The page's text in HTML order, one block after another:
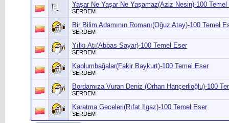
Yaşar Ne Yaşar Ne Yaşamaz(Aziz Nesin)-100 Temel
SERDEM
Bir Bilim Adamının Romanı(Oğuz Atay)-100 Temel
SERDEM
Yılkı Atı(Abbas Sayar)-100 Temel Eser
SERDEM
Kaplumbağalar(Fakir Baykurt)-100 Temel Eser
SERDEM
Bordamıza Vuran Deniz (Orhan Hançerlioğlu)-100
SERDEM
Karatma Geceleri(Rıfat Ilgaz)-100 Temel Eser
SERDEM